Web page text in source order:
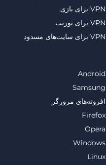
Android
Samsung
افزونه‌های مرورگر
Firefox
Opera
Windows
Linux
VPN برای بازی
VPN برای تورنت
VPN برای سایت‌های مسدود